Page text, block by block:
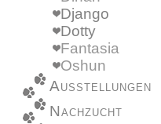
Django
Dotty
Fantasia
Oshun
Ausstellungen
Nachzucht